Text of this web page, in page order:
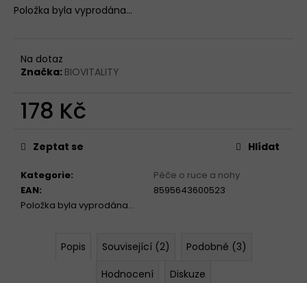
Položka byla vyprodána…
Na dotaz
Značka: BIOVITALITY
178 Kč
cena:
Kategorie:
Péče o ruce a nohy
EAN:
8595643600523
Položka byla vyprodána…
Zeptat se Hlídat
Popis Související (2)
Podobné (3)
Hodnocení
Diskuze
p
u